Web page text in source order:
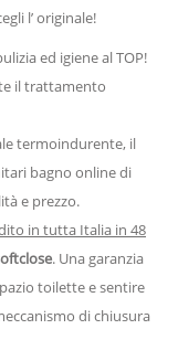
l’ originale!
ed igiene al TOP!
il trattamento
termoindurente, il
bagno online di
e prezzo.
in tutta Italia in 48
. Una garanzia
toilette e sentire
di chiusura